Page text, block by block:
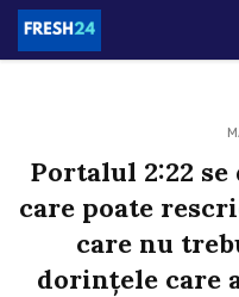
Portalul 2:22 se
care poate
care nu
dorințele care